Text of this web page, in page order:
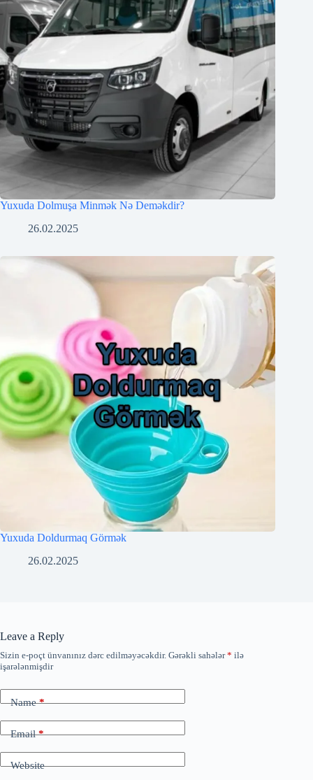
Yuxuda Dolmuşa Minmək Nə Deməkdir?
26.02.2025
Yuxuda Doldurmaq Görmək
26.02.2025
Leave a Reply
Sizin e-poçt ünvanınız dərc edilməyəcəkdir. Gərəkli sahələr* ilə
işarələnmişdir
Name*
Email*
Website